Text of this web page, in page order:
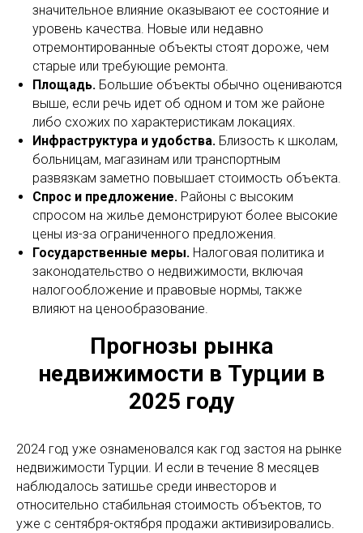
значительное влияние оказывают ее состояние и
уровень качества. Новые или недавно
отремонтированные объекты стоят дороже, чем
старые или требующие ремонта.
Площадь. Большие объекты обычно оцениваются
выше, если речь идет об одном и том же районе
либо схожих по характеристикам локациях.
Инфраструктура и удобства. Близость к школам,
больницам, магазинам или транспортным
развязкам заметно повышает стоимость объекта.
Спрос и предложение. Районы с высоким
спросом на жилье демонстрируют более высокие
цены из-за ограниченного предложения.
Государственные меры. Налоговая политика и
законодательство о недвижимости, включая
налогообложение и правовые нормы, также
влияют на ценообразование.
Прогнозы рынка
недвижимости в Турции в
2025 году
2024 год уже ознаменовался как год застоя на рынке
недвижимости Турции. И если в течение 8 месяцев
наблюдалось затишье среди инвесторов и
относительно стабильная стоимость объектов, то
уже с сентября-октября продажи активизировались.